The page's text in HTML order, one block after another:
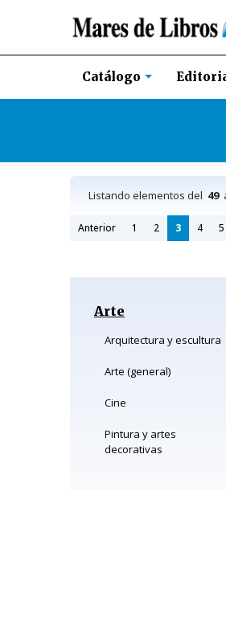
Catálogo
Listando elementos del 49
Anterior 1 2 3 4 5
Arte
Arquitectura y escultura
Arte (general)
Cine
Pintura y artes
decorativas